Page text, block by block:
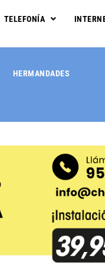
TELEFONÍA
HERMANDADES